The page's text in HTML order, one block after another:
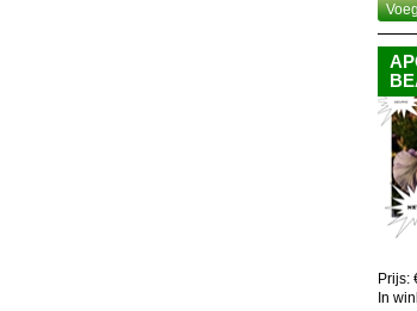
Prijs:
In